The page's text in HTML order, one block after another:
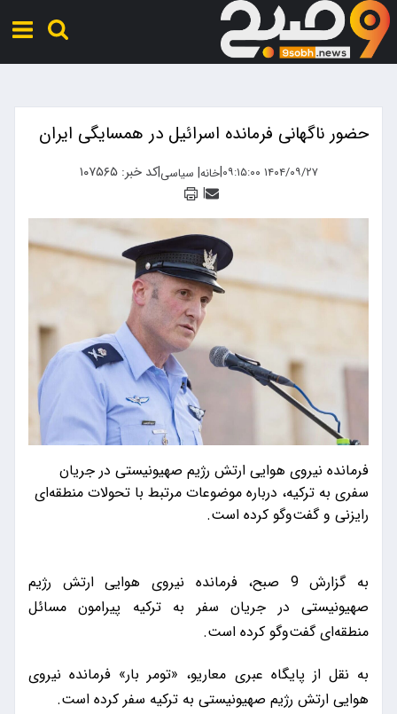
حضور ناگهانی فرمانده اسرائیل در همسایگی ایران
۱۴۰۴/۰۹/۲۷ ۰۹:۱۵:۰۰ |خانه| سیاسی|کد خبر: ۱۰۷۵۶۵
|
فرمانده نیروی هوایی ارتش رژیم صهیونیستی در جریان
سفری به ترکیه، درباره موضوعات مرتبط با تحولات منطقه‌ای
رایزنی و گفت‌وگو کرده است.
به گزارش 9 صبح، فرمانده نیروی هوایی ارتش رژیم
صهیونیستی در جریان سفر به ترکیه پیرامون مسائل
منطقه‌ای گفت‌و‌گو کرده است.
به نقل از پایگاه عبری معاریو، «تومر بار» فرمانده نیروی
هوایی ارتش رژیم صهیونیستی به ترکیه سفر کرده است.